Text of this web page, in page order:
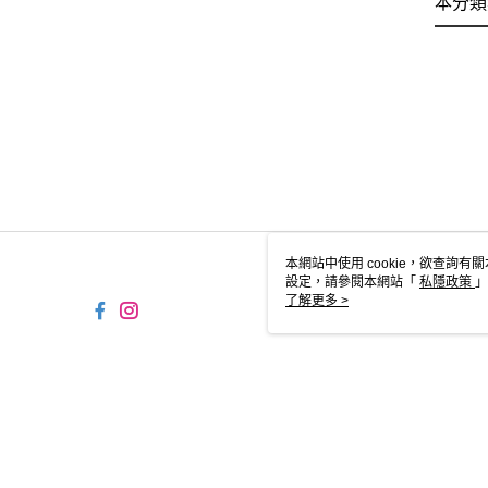
本網站中使用 cookie，欲查詢有
設定，請參閱本網站「 私隱政策
用 cookie。
了解更多 >